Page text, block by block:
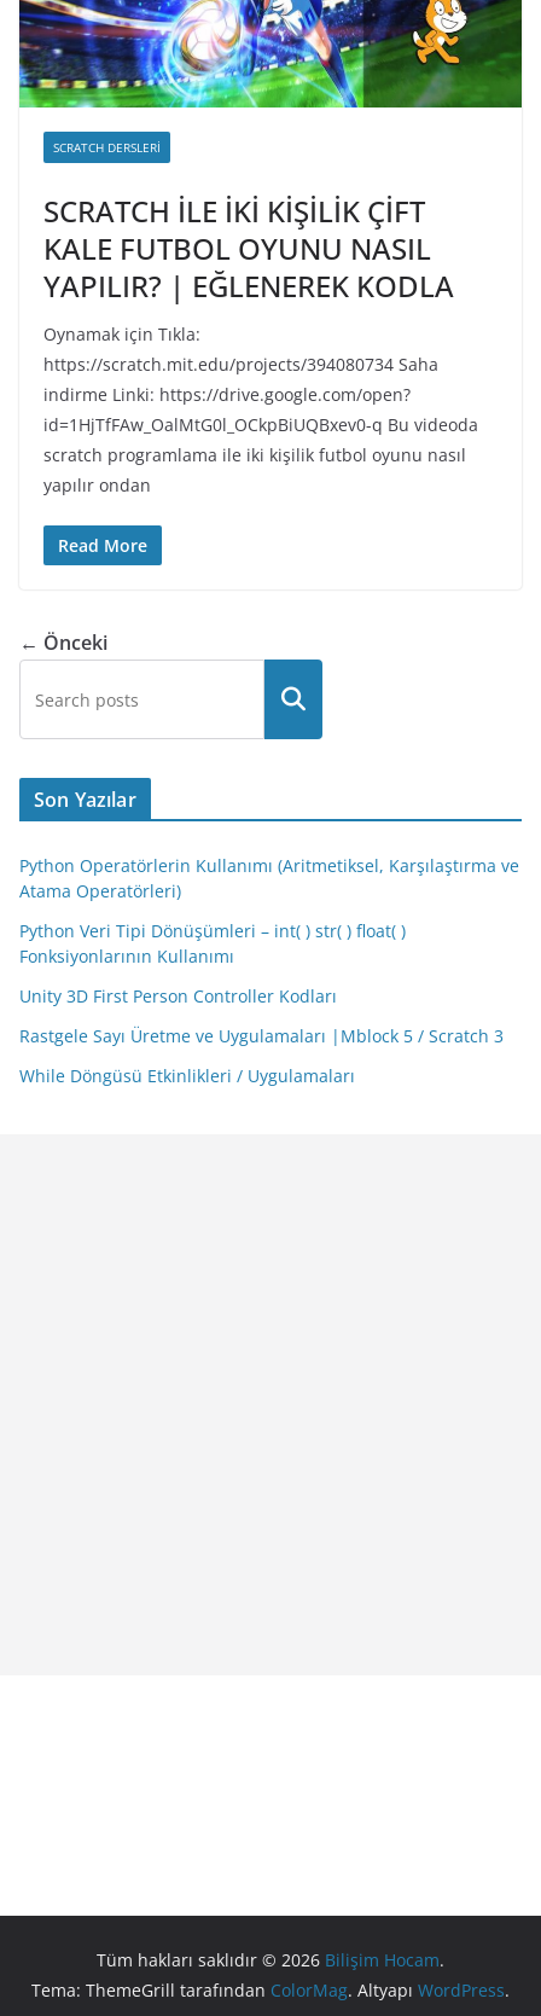
SCRATCH DERSLERI
SCRATCH İLE İKİ KİŞİLİK ÇİFT
KALE FUTBOL OYUNU NASIL
YAPILIR? | EĞLENEREK KODLA
Oynamak için Tıkla:
https://scratch.mit.edu/projects/394080734 Saha
indirme Linki: https://drive.google.com/open?
id=1HjTfFAw_OalMtG0l_OCkpBiUQBxev0-q Bu videoda
scratch programlama ile iki kişilik futbol oyunu nasıl
yapılır ondan
Read More
← Önceki
Son Yazılar
Python Operatörlerin Kullanımı (Aritmetiksel, Karşılaştırma ve
Atama Operatörleri)
Python Veri Tipi Dönüşümleri – int( ) str( ) float( )
Fonksiyonlarının Kullanımı
Unity 3D First Person Controller Kodları
Rastgele Sayı Üretme ve Uygulamaları |Mblock 5 / Scratch 3
While Döngüsü Etkinlikleri / Uygulamaları
Tüm hakları saklıdır © 2026 Bilişim Hocam.
Tema: ThemeGrill tarafından ColorMag. Altyapı WordPress.